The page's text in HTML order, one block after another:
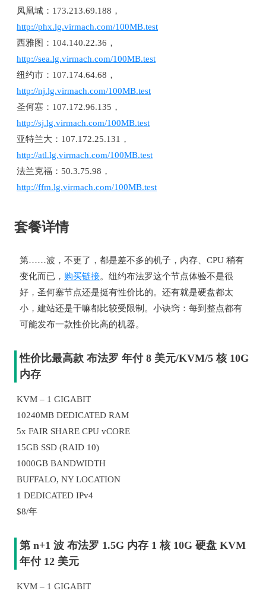
凤凰城：173.213.69.188，
http://phx.lg.virmach.com/100MB.test
西雅图：104.140.22.36，
http://sea.lg.virmach.com/100MB.test
纽约市：107.174.64.68，
http://nj.lg.virmach.com/100MB.test
圣何塞：107.172.96.135，
http://sj.lg.virmach.com/100MB.test
亚特兰大：107.172.25.131，
http://atl.lg.virmach.com/100MB.test
法兰克福：50.3.75.98，
http://ffm.lg.virmach.com/100MB.test
套餐详情
第……波，不更了，都是差不多的机子，内存、CPU 稍有
变化而已， 购买链接。纽约布法罗这个节点体验不是很
好，圣何塞节点还是挺有性价比的。还有就是硬盘都太
小，建站还是干嘛都比较受限制。小诀窍：每到整点都有
可能发布一款性价比高的机器。
性价比最高款 布法罗 年付 8 美元/KVM/5 核 10G
内存
KVM – 1 GIGABIT
10240MB DEDICATED RAM
5x FAIR SHARE CPU vCORE
15GB SSD (RAID 10)
1000GB BANDWIDTH
BUFFALO, NY LOCATION
1 DEDICATED IPv4
$8/年
第 n+1 波 布法罗 1.5G 内存 1 核 10G 硬盘 KVM
年付 12 美元
KVM – 1 GIGABIT